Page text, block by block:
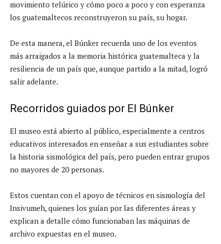
movimiento telúrico y cómo poco a poco y con esperanza
los guatemaltecos reconstruyeron su país, su hogar.
De esta manera, el Búnker recuerda uno de los eventos
más arraigados a la memoria histórica guatemalteca y la
resiliencia de un país que, aunque partido a la mitad, logró
salir adelante.
Recorridos guiados por El Búnker
El museo está abierto al público, especialmente a centros
educativos interesados en enseñar a sus estudiantes sobre
la historia sismológica del país, pero pueden entrar grupos
no mayores de 20 personas.
Estos cuentan con el apoyo de técnicos en sismología del
Insivumeh, quienes los guían por las diferentes áreas y
explican a detalle cómo funcionaban las máquinas de
archivo expuestas en el museo.